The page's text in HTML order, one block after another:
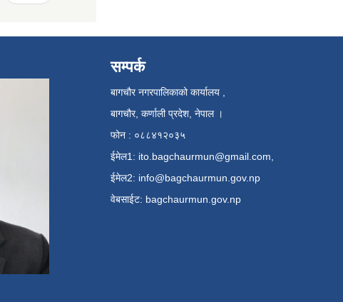
सम्पर्क
बागचौर नगरपालिकाको कार्यालय ,
बागचौर, कर्णाली प्रदेश, नेपाल ।
फोन : ०८८४१२०३५
ईमेल1: ito.bagchaurmun@gmail.com
ईमेल2: info@bagchaurmun.gov.np
वे‍बसाईट: bagchaurmun.gov.np